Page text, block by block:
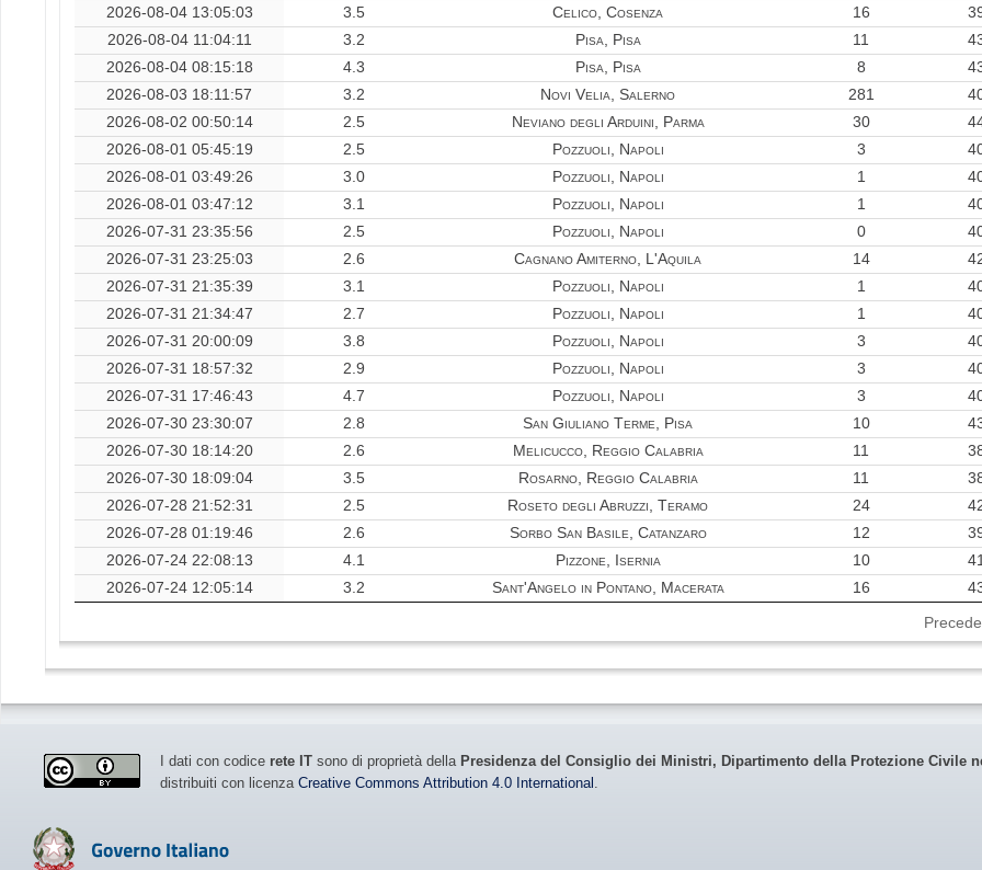
2026-08-04 13:05:03
3.5 Celico, Cosenza 16
2026-08-04 11:04:11
3.2 Pisa, Pisa 11
2026-08-04 08:15:18
4.3 Pisa, Pisa 8
2026-08-03 18:11:57
3.2 Novi Velia, Salerno 281
2026-08-02 00:50:14
2.5 Neviano degli Arduini, Parma 30
2026-08-01 05:45:19
2.5 Pozzuoli, Napoli 3
2026-08-01 03:49:26
3.0 Pozzuoli, Napoli 1
2026-08-01 03:47:12
3.1 Pozzuoli, Napoli 1
2026-07-31 23:35:56
2.5 Pozzuoli, Napoli 0
2026-07-31 23:25:03
2.6 Cagnano Amiterno, L'Aquila 14
2026-07-31 21:35:39
3.1 Pozzuoli, Napoli 1
2026-07-31 21:34:47
2.7 Pozzuoli, Napoli 1
2026-07-31 20:00:09
3.8 Pozzuoli, Napoli 3
2026-07-31 18:57:32
2.9 Pozzuoli, Napoli 3
2026-07-31 17:46:43
4.7 Pozzuoli, Napoli 3
2026-07-30 23:30:07
2.8 San Giuliano Terme, Pisa 10
2026-07-30 18:14:20
2.6 Melicucco, Reggio Calabria 11
2026-07-30 18:09:04
3.5 Rosarno, Reggio Calabria 11
2026-07-28 21:52:31
2.5 Roseto degli Abruzzi, Teramo 24
2026-07-28 01:19:46
2.6 Sorbo San Basile, Catanzaro 12
2026-07-24 22:08:13
4.1 Pizzone, Isernia 10
2026-07-24 12:05:14
3.2 Sant'Angelo in Pontano, Macerata 16
I dati con codice rete IT sono di proprietà della Presidenza del Consiglio dei Ministri, Dipartimento della Protezione Civile
distribuiti con licenza Creative Commons Attribution 4.0 International .